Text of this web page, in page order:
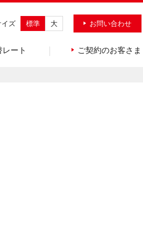
イズ 標準 大 お問い合わせ
ート ご契約のお客さま